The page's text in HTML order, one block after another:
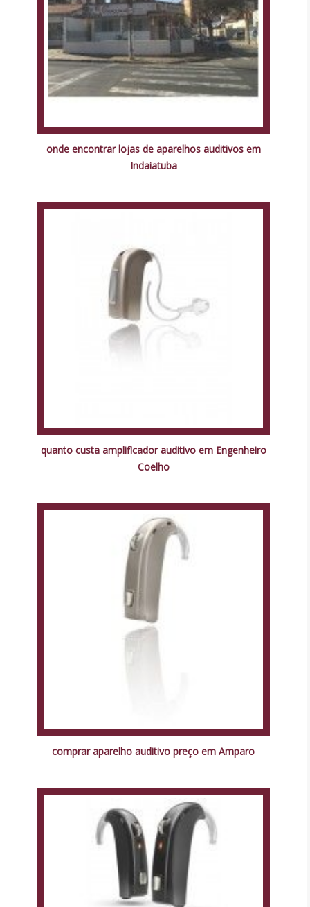
onde encontrar lojas de aparelhos auditivos em
Indaiatuba
quanto custa amplificador auditivo em Engenheiro
Coelho
comprar aparelho auditivo preço em Amparo